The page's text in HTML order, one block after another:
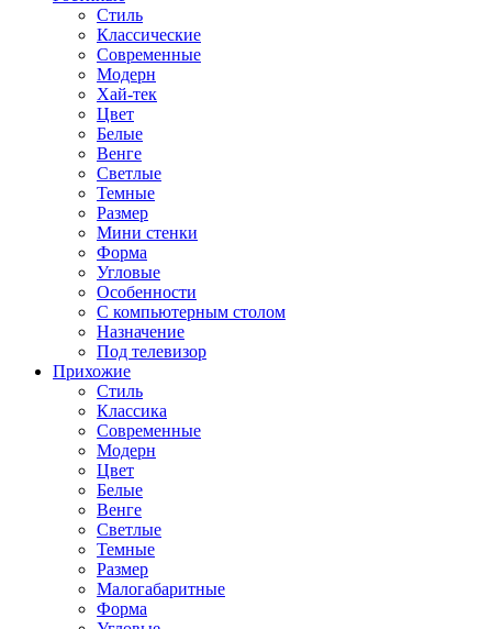
Стиль
Классические
Современные
Модерн
Хай-тек
Цвет
Белые
Венге
Светлые
Темные
Размер
Мини стенки
Форма
Угловые
Особенности
С компьютерным столом
Назначение
Под телевизор
Прихожие
Стиль
Классика
Современные
Модерн
Цвет
Белые
Венге
Светлые
Темные
Размер
Малогабаритные
Форма